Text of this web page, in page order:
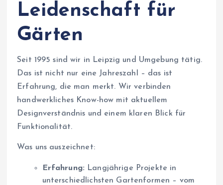
Leidenschaft für
Gärten
Seit 1995 sind wir in Leipzig und Umgebung tätig.
Das ist nicht nur eine Jahreszahl – das ist
Erfahrung, die man merkt. Wir verbinden
handwerkliches Know-how mit aktuellem
Designverständnis und einem klaren Blick für
Funktionalität.
Was uns auszeichnet:
Erfahrung: Langjährige Projekte in
unterschiedlichsten Gartenformen – vom